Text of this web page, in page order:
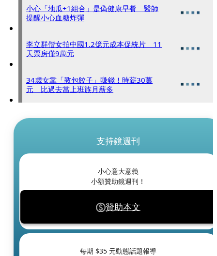
小心「地瓜+1組合」是偽健康早餐 醫師
提醒小心血糖炸彈
李立群偕女拍中國1.2億元成本促統片 11
天票房僅9萬元
34歲女靠「教包餃子」賺錢！時薪30萬
元 比過去當上班族月薪多
支持鏡週刊
小心意大意義
小額贊助鏡週刊！
贊助本文
每期 $35 元動態話題報導